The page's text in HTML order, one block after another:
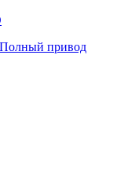
привод